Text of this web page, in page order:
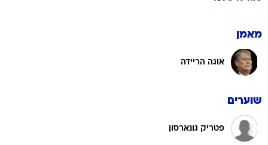
מאמן
אוגה הריידה
שוערים
פטריק גונארסון